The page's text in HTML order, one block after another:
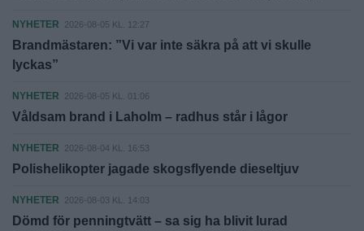
NYHETER 2026-08-05 KL. 12:27
Brandmästaren: ”Vi var inte säkra på att vi skulle
lyckas”
NYHETER 2026-08-05 KL. 01:06
Våldsam brand i Laholm – radhus står i lågor
NYHETER 2026-08-04 KL. 16:53
Polishelikopter jagade skogsflyende dieseltjuv
NYHETER 2026-08-03 KL. 14:03
Dömd för penningtvätt – sa sig ha blivit lurad